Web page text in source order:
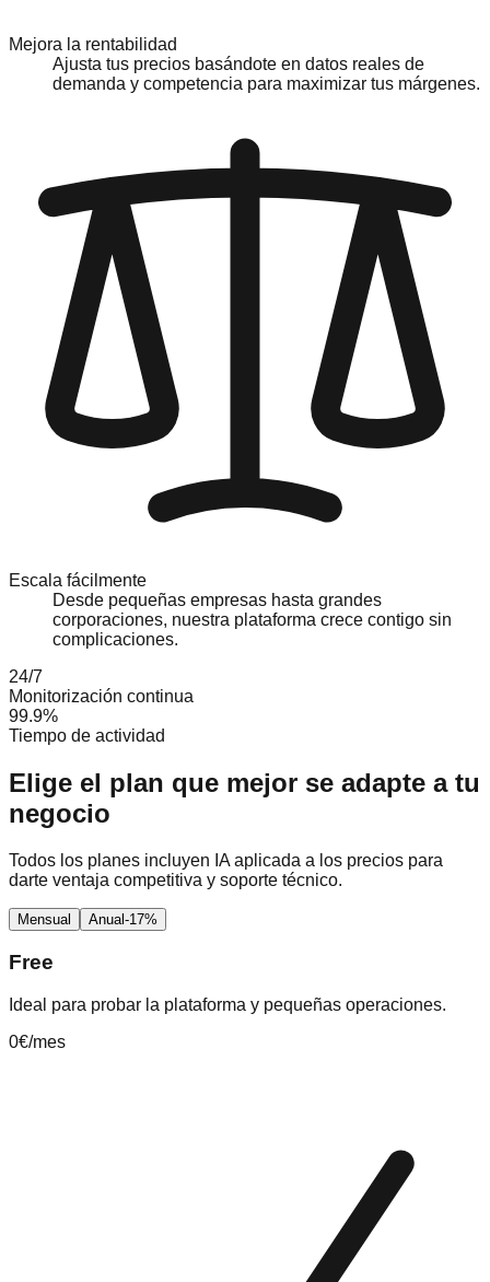
Mejora la rentabilidad
Ajusta tus precios basándote en datos reales de
demanda y competencia para maximizar tus márgenes.
Escala fácilmente
Desde pequeñas empresas hasta grandes
corporaciones, nuestra plataforma crece contigo sin
complicaciones.
24/7
Monitorización continua
99.9%
Tiempo de actividad
Elige el plan que mejor se adapte a tu
negocio
Todos los planes incluyen IA aplicada a los precios para
darte ventaja competitiva y soporte técnico.
Mensual Anual -17%
Free
Ideal para probar la plataforma y pequeñas operaciones.
0€/mes